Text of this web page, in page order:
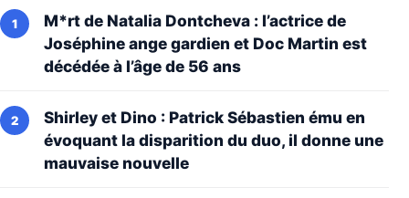
M*rt de Natalia Dontcheva : l’actrice de
Joséphine ange gardien et Doc Martin est
décédée à l’âge de 56 ans
Shirley et Dino : Patrick Sébastien ému en
évoquant la disparition du duo, il donne une
mauvaise nouvelle